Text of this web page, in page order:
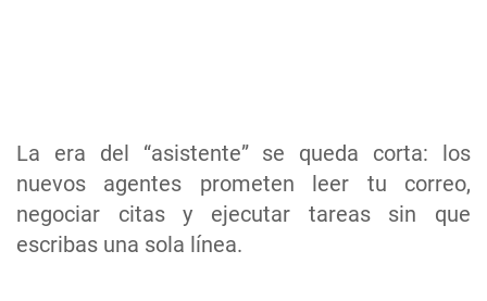
La era del “asistente” se queda corta: los
nuevos agentes prometen leer tu correo,
negociar citas y ejecutar tareas sin que
escribas una sola línea.